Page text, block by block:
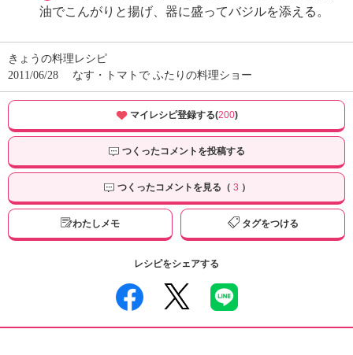
油でこんがりと揚げ、器に盛ってバジルを添える。
きょうの料理レシピ
2011/06/28
なす・トマトで ふたりの料理ショー
マイレシピ登録する(200)
つくったコメントを投稿する
つくったコメントを見る（ 3 ）
わたしメモ タグをつける
レシピをシェアする